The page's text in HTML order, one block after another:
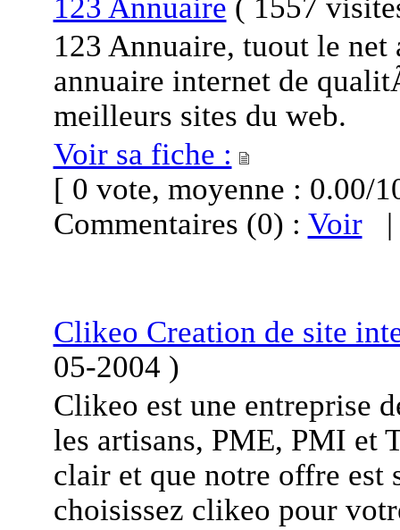
123 Annuaire ( 1557
123 Annuaire, tuout le
annuaire internet de
meilleurs sites du web.
Voir sa fiche :
[ 0 vote, moyenne :
Commentaires (0) : Voir
Clikeo Creation de site
05-2004 )
Clikeo est une entreprise
les artisans, PME, PMI et
clair et que notre offre
choisissez clikeo pour